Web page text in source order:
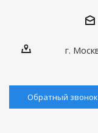
г.
Обратный звонок